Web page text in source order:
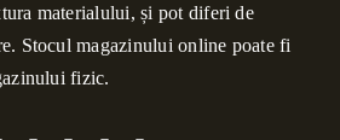
materialului, și pot diferi de
Stocul magazinului online poate fi
fizic.